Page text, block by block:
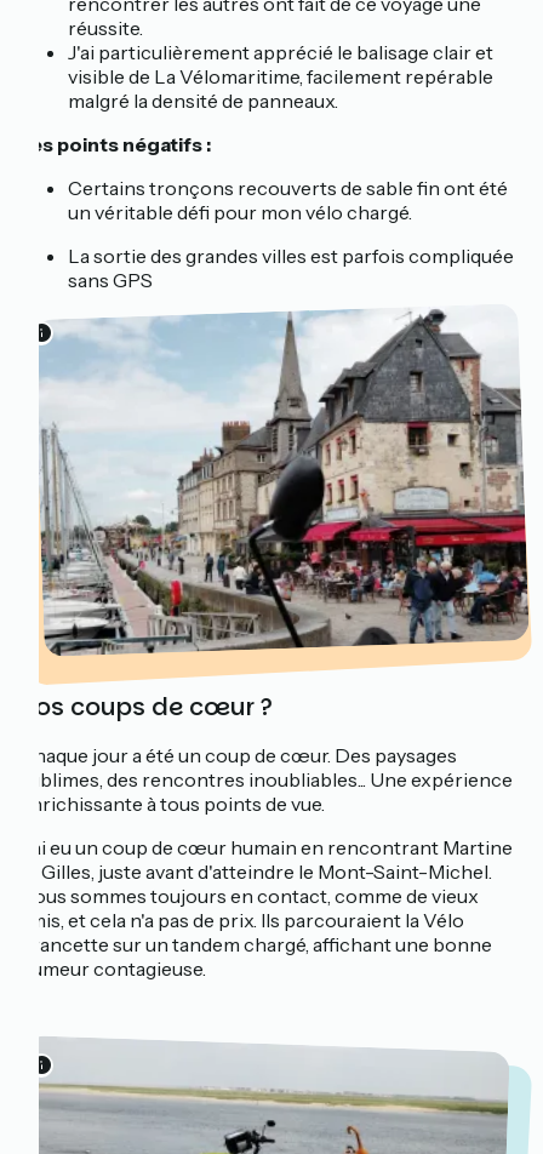
réussite.
J'ai particulièrement apprécié le balisage clair et
visible de La Vélomaritime, facilement repérable
malgré la densité de panneaux.
Les points négatifs :
Certains tronçons recouverts de sable fin ont été
un véritable défi pour mon vélo chargé.
La sortie des grandes villes est parfois compliquée
sans GPS
Vos coups de cœur ?
Chaque jour a été un coup de cœur. Des paysages
sublimes, des rencontres inoubliables... Une expérience
enrichissante à tous points de vue.
J'ai eu un coup de cœur humain en rencontrant Martine
et Gilles, juste avant d'atteindre le Mont-Saint-Michel.
Nous sommes toujours en contact, comme de vieux
amis, et cela n'a pas de prix. Ils parcouraient la Vélo
Francette sur un tandem chargé, affichant une bonne
humeur contagieuse.